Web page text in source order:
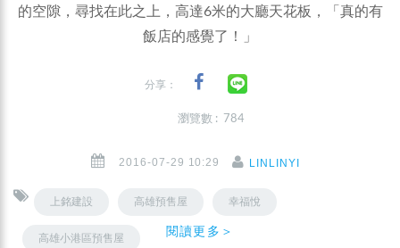
的空隙，尋找在此之上，高達6米的大廳天花板，「真的有
飯店的感覺了！」
分享：
瀏覽數 : 784
2016-07-29 10:29 LINLINYI
上銘建設 高雄預售屋 幸福悅
高雄小港區預售屋 閱讀更多＞